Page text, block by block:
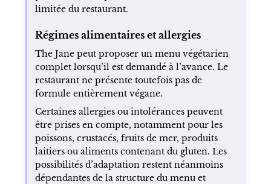
limitée du restaurant.
Régimes alimentaires et allergies
The Jane peut proposer un menu végétarien
complet lorsqu’il est demandé à l’avance. Le
restaurant ne présente toutefois pas de
formule entièrement végane.
Certaines allergies ou intolérances peuvent
être prises en compte, notamment pour les
poissons, crustacés, fruits de mer, produits
laitiers ou aliments contenant du gluten. Les
possibilités d’adaptation restent néanmoins
dépendantes de la structure du menu et